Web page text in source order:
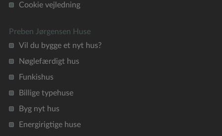
Cookie vejledning
Preben Jørgensen Huse
Vil du bygge et nyt hus?
Nøglefærdigt hus
Funkishus
Billige typehuse
Byg nyt hus
Energirigtige huse